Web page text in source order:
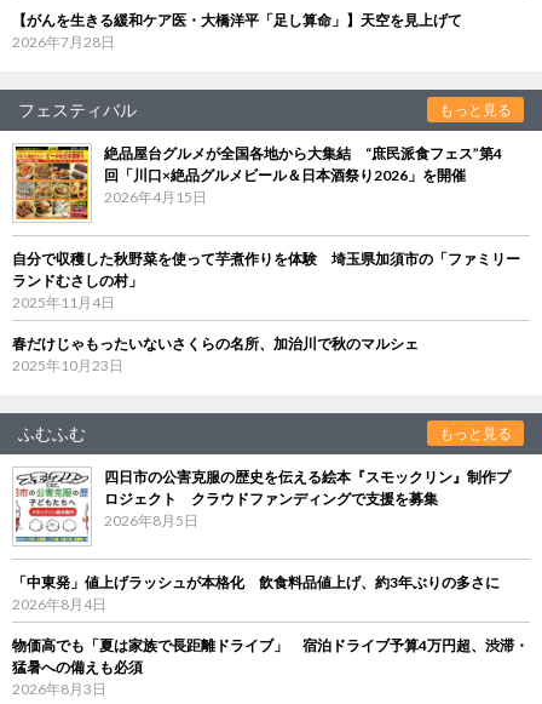
【がんを生きる緩和ケア医・大橋洋平「足し算命」】天空を見上げて
2026年7月28日
フェスティバル もっと見る
絶品屋台グルメが全国各地から大集結 “庶民派食フェス”第4
回「川口×絶品グルメビール＆日本酒祭り2026」を開催
2026年4月15日
自分で収穫した秋野菜を使って芋煮作りを体験 埼玉県加須市の「ファミリー
ランドむさしの村」
2025年11月4日
春だけじゃもったいないさくらの名所、加治川で秋のマルシェ
2025年10月23日
ふむふむ もっと見る
四日市の公害克服の歴史を伝える絵本『スモックリン』制作プ
ロジェクト クラウドファンディングで支援を募集
2026年8月5日
「中東発」値上げラッシュが本格化 飲食料品値上げ、約3年ぶりの多さに
2026年8月4日
物価高でも「夏は家族で長距離ドライブ」 宿泊ドライブ予算4万円超、渋滞・
猛暑への備えも必須
2026年8月3日